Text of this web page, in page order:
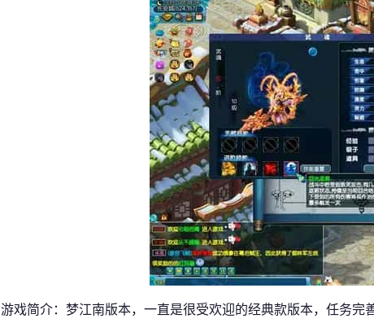
游戏简介：梦江南版本，一直是很受欢迎的经典款版本，任务